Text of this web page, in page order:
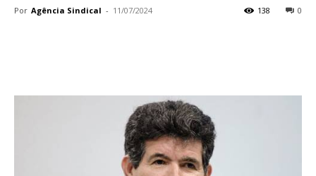
Por Agência Sindical - 11/07/2024 0
138